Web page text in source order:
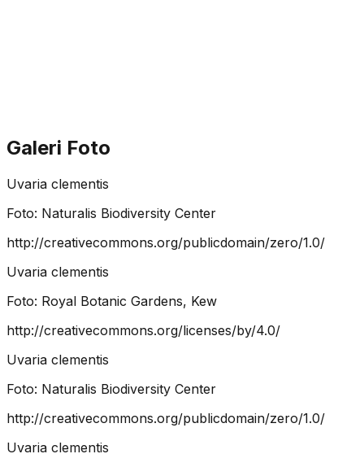
Galeri Foto
Uvaria clementis
Foto: Naturalis Biodiversity Center
http://creativecommons.org/publicdomain/zero/1.0/
Uvaria clementis
Foto: Royal Botanic Gardens, Kew
http://creativecommons.org/licenses/by/4.0/
Uvaria clementis
Foto: Naturalis Biodiversity Center
http://creativecommons.org/publicdomain/zero/1.0/
Uvaria clementis